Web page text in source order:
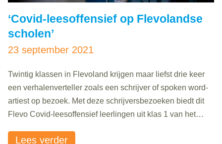
‘Covid-leesoffensief op Flevolandse
scholen’
23 september 2021
Twintig klassen in Flevoland krijgen maar liefst drie keer
een verhalenverteller zoals een schrijver of spoken word-
artiest op bezoek. Met deze schrijversbezoeken biedt dit
Flevo Covid-leesoffensief leerlingen uit klas 1 van het
taalervaring aan. Hiermee wordt geïnvesteerd in het
Lees verder